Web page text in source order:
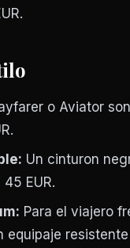
o Aviator
Un cinturon
EUR.
Para el viajero
equipaje